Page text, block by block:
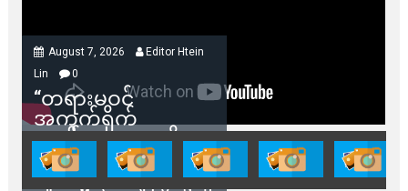
August 7, 2026
Editor Htein
Lin
0
“တရားမဝင်
အကွက်ရိုက်
ရောင်းချမှုတွေကို
သက်ဆိုင်ရာတာဝန်ရှိ
သူတွေက ဂရန်တွေချ